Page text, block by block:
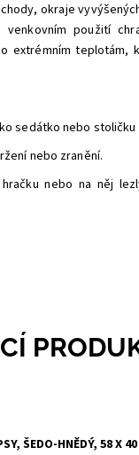
okraje
použití
extrémním
sedátko nebo
nebo zranění.
nebo na něj
ŠEDO-HNĚDÝ, 58 X 40